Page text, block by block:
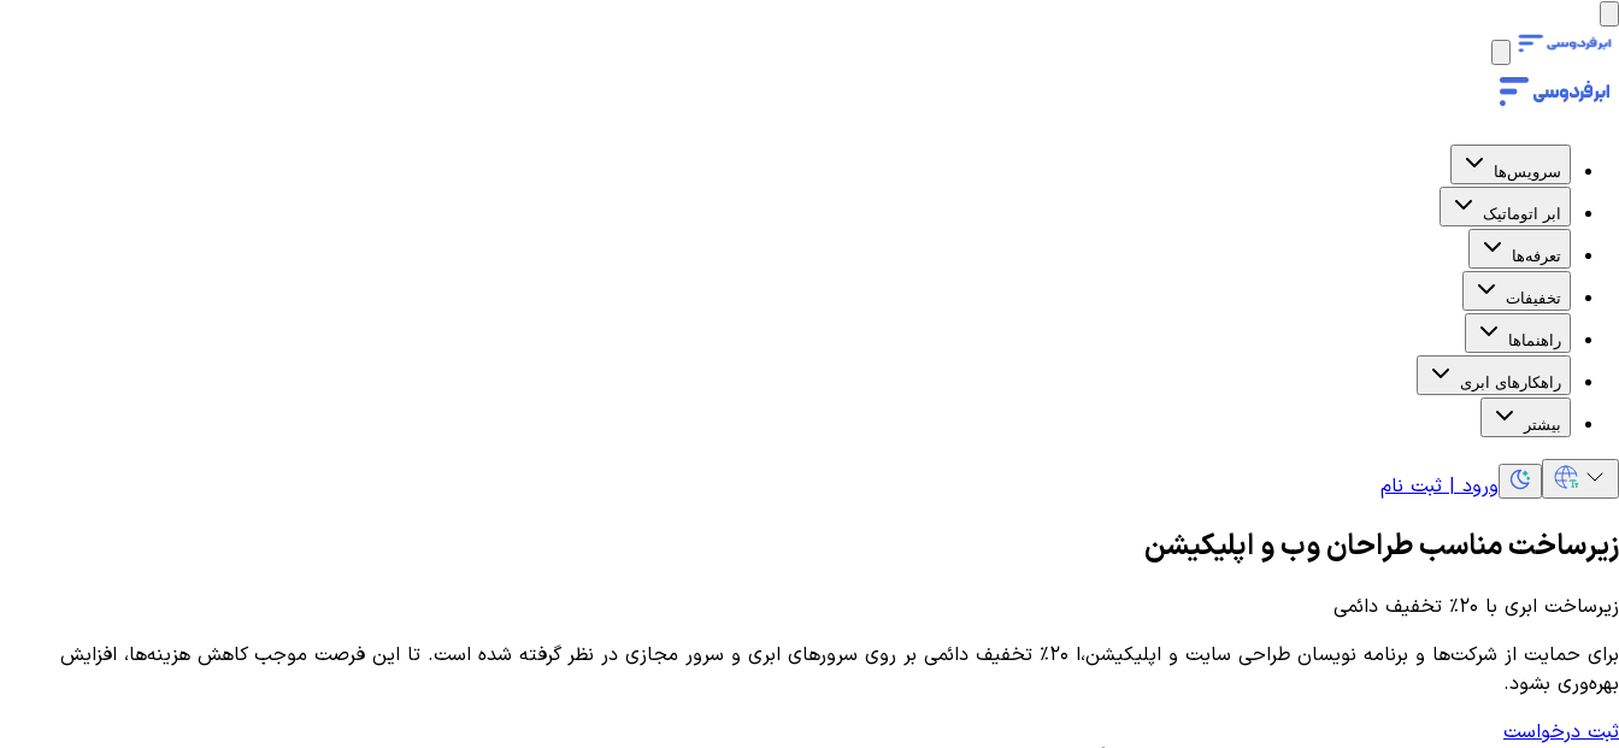
سرویس‌ها
ابر اتوماتیک
تعرفه‌ها
تخفیفات
راهنماها
راهکارهای ابری
بیشتر
ورود | ثبت نام
زیرساخت مناسب طراحان وب و اپلیکیشن
زیرساخت ابری با ۲۰٪ تخفیف دائمی
برای حمایت از شرکت‌ها و برنامه نویسان طراحی سایت و اپلیکیشن،ا ۲۰٪ تخفیف دائمی بر روی سرورهای ابری و سرور مجازی در نظر گرفته شده است. تا این فرصت موجب کاهش هزینه‌ها، افزایش
بهره‌وری بشود.
ثبت درخواست